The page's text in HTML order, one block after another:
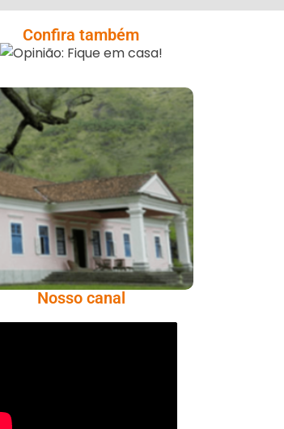
Confira também
Opinião: Fique Em
Casa!
Serra: Fazenda
Santa Cecília – Um
Legado Histórico
Repleto De Beleza
Nosso canal